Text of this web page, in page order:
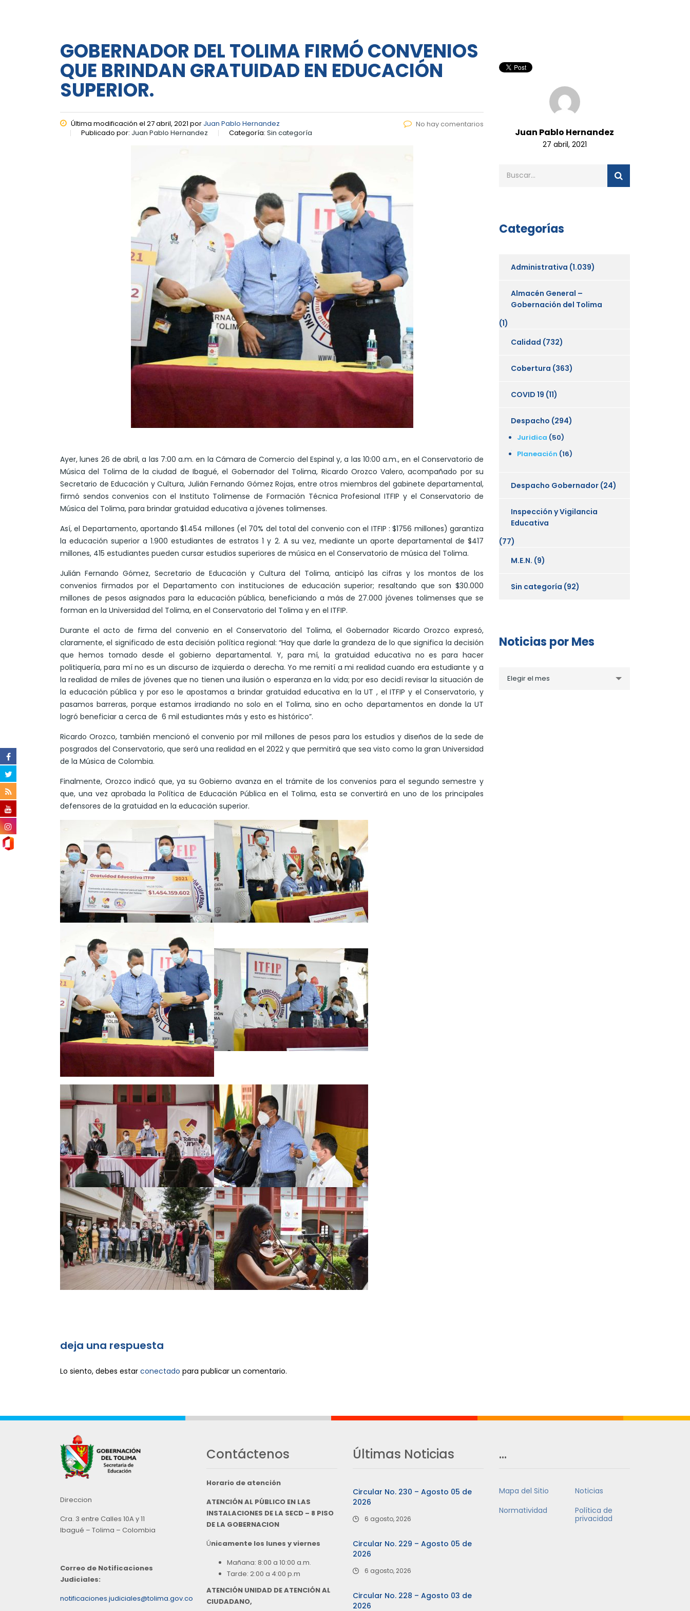
GOBERNADOR DEL TOLIMA FIRMÓ CONVENIOS
QUE BRINDAN GRATUIDAD EN EDUCACIÓN
SUPERIOR.
Última modificación el 27 abril, 2021 por Juan Pablo Hernandez
Publicado por: Juan Pablo Hernandez Categoría: Sin categoría
No hay comentarios
Ayer, lunes 26 de abril, a las 7:00 a.m. en la Cámara de Comercio del Espinal y, a las 10:00 a.m., en el Conservatorio de
Música del Tolima de la ciudad de Ibagué, el Gobernador del Tolima, Ricardo Orozco Valero, acompañado por su
Secretario de Educación y Cultura, Julián Fernando Gómez Rojas, entre otros miembros del gabinete departamental,
firmó sendos convenios con el Instituto Tolimense de Formación Técnica Profesional ITFIP y el Conservatorio de
Música del Tolima, para brindar gratuidad educativa a jóvenes tolimenses.
Así, el Departamento, aportando $1.454 millones (el 70% del total del convenio con el ITFIP : $1756 millones) garantiza
la educación superior a 1.900 estudiantes de estratos 1 y 2. A su vez, mediante un aporte departamental de $417
millones, 415 estudiantes pueden cursar estudios superiores de música en el Conservatorio de música del Tolima.
Julián Fernando Gómez, Secretario de Educación y Cultura del Tolima, anticipó las cifras y los montos de los
convenios firmados por el Departamento con instituciones de educación superior; resaltando que son $30.000
millones de pesos asignados para la educación pública, beneficiando a más de 27.000 jóvenes tolimenses que se
forman en la Universidad del Tolima, en el Conservatorio del Tolima y en el ITFIP.
Durante el acto de firma del convenio en el Conservatorio del Tolima, el Gobernador Ricardo Orozco expresó,
claramente, el significado de esta decisión política regional: “Hay que darle la grandeza de lo que significa la decisión
que hemos tomado desde el gobierno departamental. Y, para mí, la gratuidad educativa no es para hacer
politiquería, para mí no es un discurso de izquierda o derecha. Yo me remití a mi realidad cuando era estudiante y a
la realidad de miles de jóvenes que no tienen una ilusión o esperanza en la vida; por eso decidí revisar la situación de
la educación pública y por eso le apostamos a brindar gratuidad educativa en la UT , el ITFIP y el Conservatorio, y
pasamos barreras, porque estamos irradiando no solo en el Tolima, sino en ocho departamentos en donde la UT
logró beneficiar a cerca de 6 mil estudiantes más y esto es histórico”.
Ricardo Orozco, también mencionó el convenio por mil millones de pesos para los estudios y diseños de la sede de
posgrados del Conservatorio, que será una realidad en el 2022 y que permitirá que sea visto como la gran Universidad
de la Música de Colombia.
Finalmente, Orozco indicó que, ya su Gobierno avanza en el trámite de los convenios para el segundo semestre y
que, una vez aprobada la Política de Educación Pública en el Tolima, esta se convertirá en uno de los principales
defensores de la gratuidad en la educación superior.
deja una respuesta
Lo siento, debes estar conectado para publicar un comentario.
Juan Pablo Hernandez
27 abril, 2021
Categorías
Administrativa (1.039)
Almacén General –
Gobernación del Tolima
(1)
Calidad (732)
Cobertura (363)
COVID 19 (11)
Despacho (294)
Juridica (50)
Planeación (16)
Despacho Gobernador (24)
Inspección y Vigilancia
Educativa
(77)
M.E.N. (9)
Sin categoría (92)
Noticias por Mes
porElegir el mes
Direccion
Cra. 3 entre Calles 10A y 11
Ibagué – Tolima – Colombia
Correo de Notificaciones
Judiciales:
notificaciones.judiciales@tolima.gov.co
Contáctenos
Horario de atención
ATENCIÓN AL PÚBLICO EN LAS
INSTALACIONES DE LA SECD – 8 PISO
DE LA GOBERNACION
Únicamente los lunes y viernes
Mañana: 8:00 a 10:00 a.m.
Tarde: 2:00 a 4:00 p.m
ATENCIÓN UNIDAD DE ATENCIÓN AL
CIUDADANO,
Últimas Noticias
Circular No. 230 – Agosto 05 de
2026
6 agosto, 2026
Circular No. 229 – Agosto 05 de
2026
6 agosto, 2026
Circular No. 228 – Agosto 03 de
2026
…
Mapa del Sitio
Noticias
Normatividad
Política de
privacidad